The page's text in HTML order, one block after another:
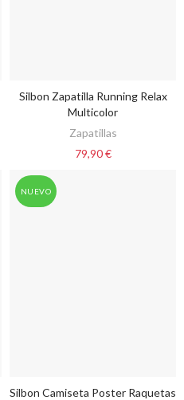
VER OPCIONES
Silbon Zapatilla Running Relax
Multicolor
Zapatillas
79,90 €
NUEVO
VER OPCIONES
Silbon Camiseta Poster Raquetas